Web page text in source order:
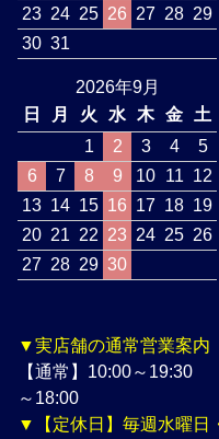
23 24 25 26 27 28 29
30 31
2026年9月
日
月 火 水 木 金
土
1
2 3 4
5
6
7 8 9 10 11 12
13 14 15 16 17 18 19
20 21 22 23 24 25 26
27 28 29 30
▼実店舗の通常営業案内
【通常】10:00～
～18:00
▼【定休日】毎週水曜日